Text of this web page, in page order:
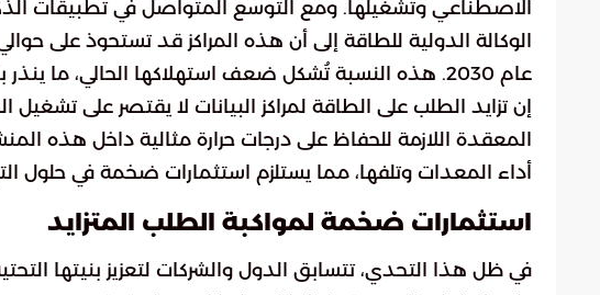
الاصطناعي وتشغيلها. ومع التوسع المتواصل في تطبيقات
عام 2030. هذه النسبة تُشكل ضعف استهلاكها الحالي، ما ينذر بأزمة طاقة محتملة إذا لم تُتخذ إجراءات حاسمة.
إن تزايد الطلب على الطاقة لمراكز البيانات لا يقتصر على
المعقدة اللازمة للحفاظ على درجات حرارة مثالية داخل هذه
أداء المعدات وتلفها، مما يستلزم استثمارات ضخمة في حلول
استثمارات ضخمة لمواكبة الطلب المتزايد
في ظل هذا التحدي، تتسابق الدول والشركات لتعزيز بنيتها